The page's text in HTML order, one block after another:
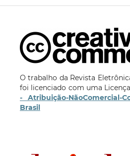
O trabalho da Revista
foi licenciado com uma Licença
- Atribuição-NãoComercial-
Brasil